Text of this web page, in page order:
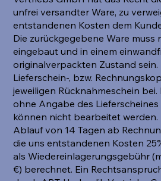
unfrei versandter Ware, zu
entstandenen Kosten dem
Die zurückgegebene Ware muss
eingebaut und in einem
originalverpackten Zustand
Lieferschein-, bzw.
jeweiligen Rücknahmeschein
ohne Angabe des Lieferscheines
können nicht bearbeitet werden.
Ablauf von 14 Tagen ab
die uns entstandenen Kosten
als Wiedereinlagerungsgebühr
€) berechnet. Ein